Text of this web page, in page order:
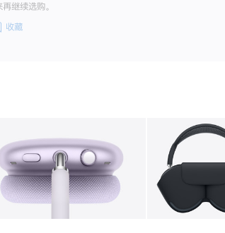
再继续选购。
收藏
图库 图像 4